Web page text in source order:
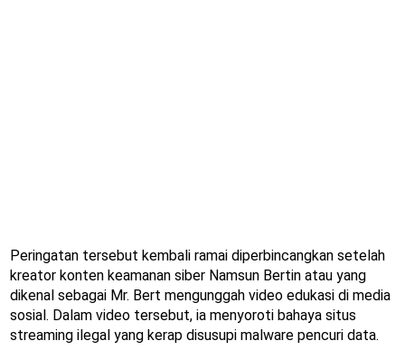
Peringatan tersebut kembali ramai diperbincangkan setelah
kreator konten keamanan siber Namsun Bertin atau yang
dikenal sebagai Mr. Bert mengunggah video edukasi di media
sosial. Dalam video tersebut, ia menyoroti bahaya situs
streaming ilegal yang kerap disusupi malware pencuri data.